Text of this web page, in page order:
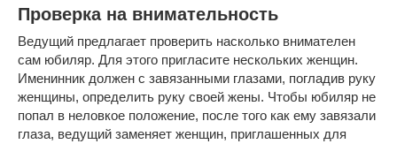
Проверка на внимательность
Ведущий предлагает проверить насколько внимателен
сам юбиляр. Для этого пригласите нескольких женщин.
Именинник должен с завязанными глазами, погладив руку
женщины, определить руку своей жены. Чтобы юбиляр не
попал в неловкое положение, после того как ему завязали
глаза, ведущий заменяет женщин, приглашенных для